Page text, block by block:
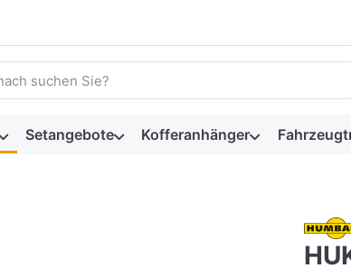
einen Suchbegriff ein. Während Sie tippen,
Setangebote Kofferanhänger